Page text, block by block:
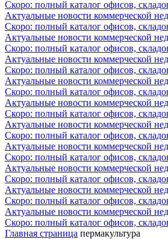
Скоро: полный каталог офисов,
Актуальные новости коммерческой
Скоро: полный каталог офисов,
Актуальные новости коммерческой
Скоро: полный каталог офисов,
Актуальные новости коммерческой
Скоро: полный каталог офисов,
Актуальные новости коммерческой
Скоро: полный каталог офисов,
Актуальные новости коммерческой
Скоро: полный каталог офисов,
Актуальные новости коммерческой
Скоро: полный каталог офисов,
Актуальные новости коммерческой
Скоро: полный каталог офисов,
Актуальные новости коммерческой
Скоро: полный каталог офисов,
Актуальные новости коммерческой
Скоро: полный каталог офисов,
Актуальные новости коммерческой
Скоро: полный каталог офисов,
Главная страница пермакультура